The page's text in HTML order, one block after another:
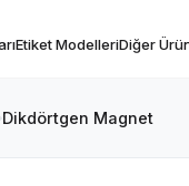
Etiket ModelleriDiğer
Dikdörtgen Magnet